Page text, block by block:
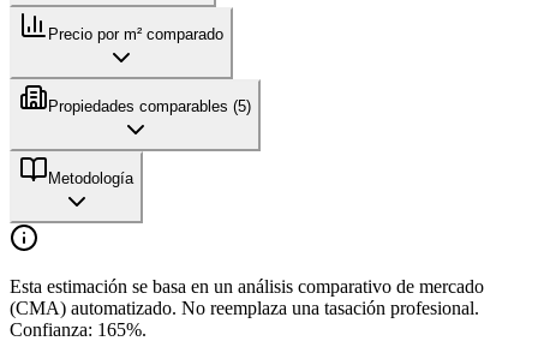
Precio por m² comparado
Propiedades comparables (5)
Metodología
Esta estimación se basa en un análisis comparativo de mercado
(CMA) automatizado. No reemplaza una tasación profesional.
Confianza: 165%.